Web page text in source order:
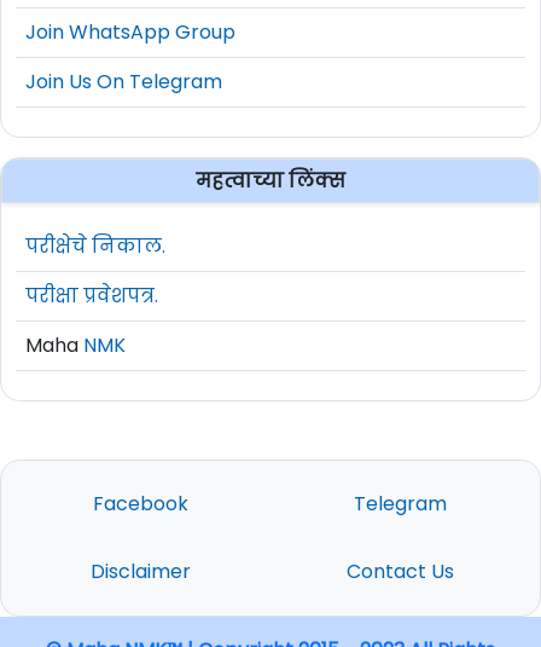
Join WhatsApp Group
Join Us On Telegram
महत्वाच्या लिंक्स
परीक्षेचे निकाल.
परीक्षा प्रवेशपत्र.
Maha NMK
Facebook Telegram
Disclaimer Contact Us